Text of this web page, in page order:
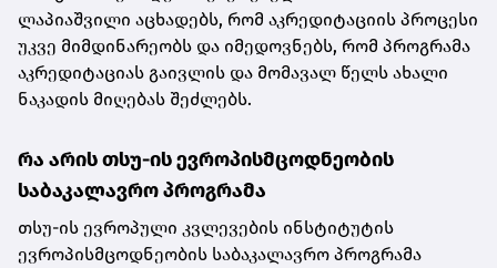
ლაპიაშვილი აცხადებს, რომ აკრედიტაციის პროცესი
უკვე მიმდინარეობს და იმედოვნებს, რომ პროგრამა
აკრედიტაციას გაივლის და მომავალ წელს ახალი
ნაკადის მიღებას შეძლებს.
რა არის თსუ-ის ევროპისმცოდნეობის
საბაკალავრო პროგრამა
თსუ-ის ევროპული კვლევების ინსტიტუტის
ევროპისმცოდნეობის საბაკალავრო პროგრამა